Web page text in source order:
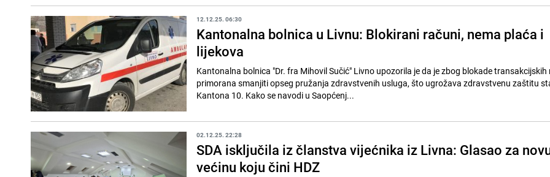
12.12.25. 06:30
Kantonalna bolnica u Livnu: Blokirani računi, nema plaća i
lijekova
Kantonalna bolnica "Dr. fra Mihovil Sučić" Livno upozorila je da je zbog blokade transakcijskih
primorana smanjiti opseg pružanja zdravstvenih usluga, što ugrožava zdravstvenu zaštitu
Kantona 10. Kako se navodi u Saopćenj...
02.12.25. 22:28
SDA isključila iz članstva vijećnika iz Livna: Glasao za
većinu koju čini HDZ